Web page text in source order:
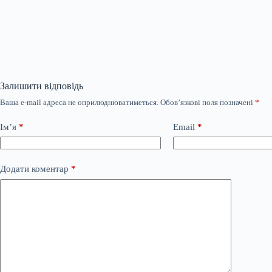
Залишити відповідь
Ваша e-mail адреса не оприлюднюватиметься. Обов’язкові поля позначені *
Ім’я * Email *
Додати коментар *